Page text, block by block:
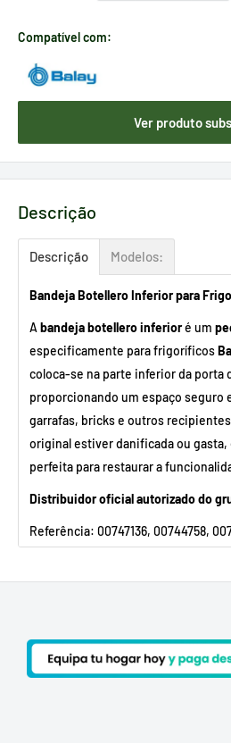
Compatível com:
Ver produto
Descrição
Descrição Modelos:
Bandeja Botellero Inferior para
A bandeja botellero inferioré um
especificamente para frigoríficos
coloca-se na parte inferior da porta
proporcionando um espaço seguro
garrafas, bricks e outros
original estiver danificada ou gasta,
perfeita para restaurar a
Distribuidor oficial autorizado do
Referência: 00747136, 00744758,
Medidas: 442 mm x 123,2 mm x 100